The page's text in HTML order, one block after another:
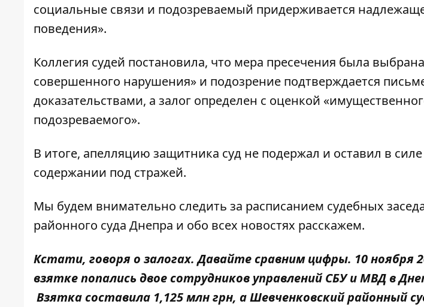
социальные связи и подозреваемый придерживается
поведения».
Коллегия судей постановила, что мера пресечения была
совершенного нарушения» и подозрение подтверждается
доказательствами, а залог определен с оценкой
подозреваемого».
В итоге, апелляцию защитника суд не подержал и оставил в
содержании под стражей.
Мы будем внимательно следить за расписанием судебных
районного суда Днепра и обо всех новостях расскажем.
Кстати, говоря о залогах. Давайте сравним цифры. 10 ноября
взятке попались двое сотрудников управлений СБУ и МВД в
Взятка составила 1,125 млн грн, а Шевченковский районный